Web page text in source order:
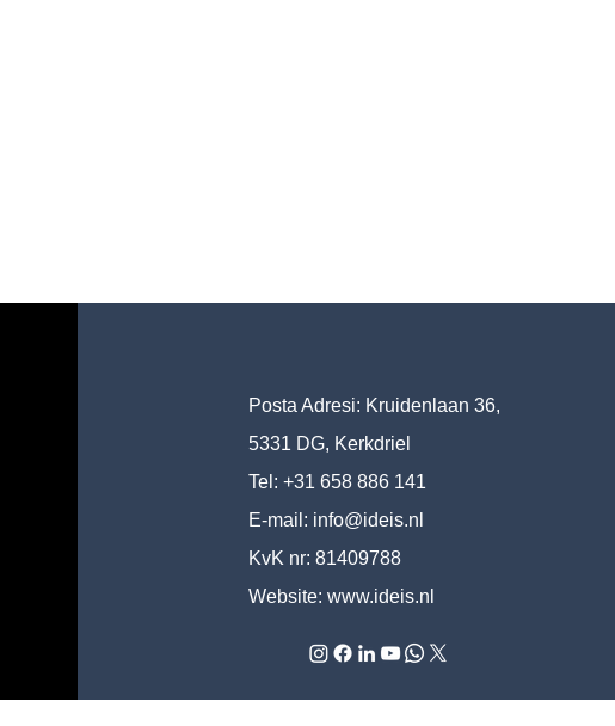
Posta Adresi: Kruidenlaan 36,
5331 DG, Kerkdriel
Tel: +31 658 886 141
E-mail: info@ideis.nl
KvK nr: 81409788
Website: www.ideis.nl